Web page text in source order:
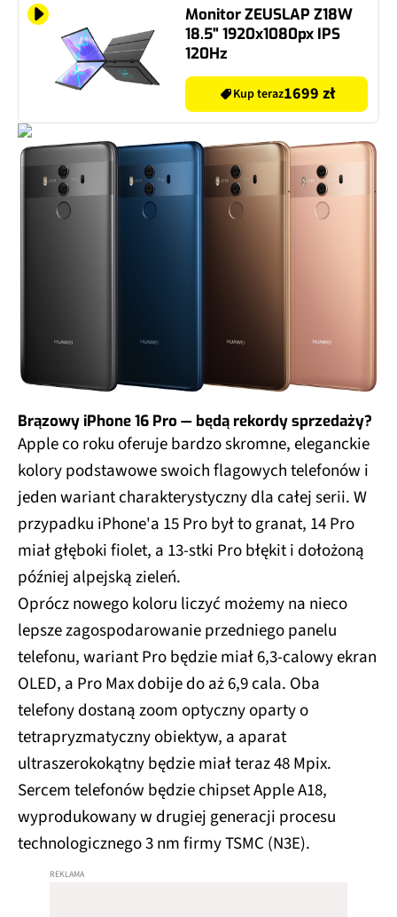
Monitor ZEUSLAP Z18W
18.5" 1920x1080px IPS
120Hz
Kup teraz1699 zł
Brązowy iPhone 16 Pro — będą rekordy sprzedaży?
Apple co roku oferuje bardzo skromne, eleganckie
kolory podstawowe swoich flagowych telefonów i
jeden wariant charakterystyczny dla całej serii. W
przypadku iPhone'a 15 Pro był to granat, 14 Pro
miał głęboki fiolet, a 13-stki Pro błękit i dołożoną
później alpejską zieleń.
Oprócz nowego koloru liczyć możemy na nieco
lepsze zagospodarowanie przedniego panelu
telefonu, wariant Pro będzie miał 6,3-calowy ekran
OLED, a Pro Max dobije do aż 6,9 cala. Oba
telefony dostaną zoom optyczny oparty o
tetrapryzmatyczny obiektyw, a aparat
ultraszerokokątny będzie miał teraz 48 Mpix.
Sercem telefonów będzie chipset Apple A18,
wyprodukowany w drugiej generacji procesu
technologicznego 3 nm firmy TSMC (N3E).